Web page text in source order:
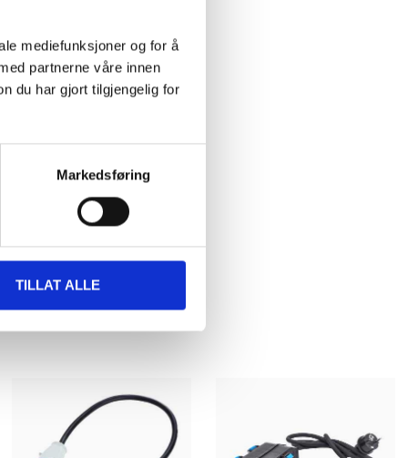
mediefunksjoner og for å
partnerne våre innen
du har gjort tilgjengelig for
Markedsføring
TILLAT ALLE